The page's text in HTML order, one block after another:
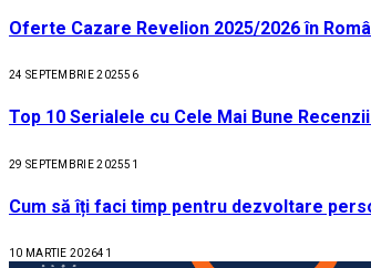
Oferte Cazare Revelion 2025/2026 în
24 SEPTEMBRIE 202556
Top 10 Serialele cu Cele Mai Bune
29 SEPTEMBRIE 202551
Cum să îți faci timp pentru dezvoltare
10 MARTIE 202641